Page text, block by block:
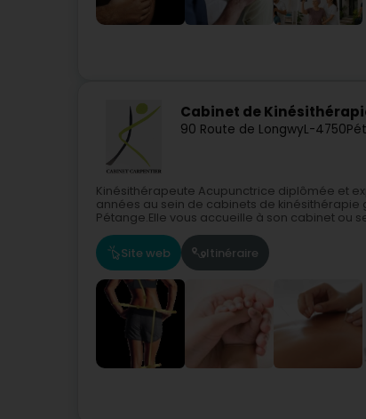
Cabinet de
90 Route de LongwyL-4750
Kinésithérapeute Acupunctrice diplômée et
années au sein de cabinets de
Pétange.Elle vous accueille à son cabinet ou
Site web Itinéraire